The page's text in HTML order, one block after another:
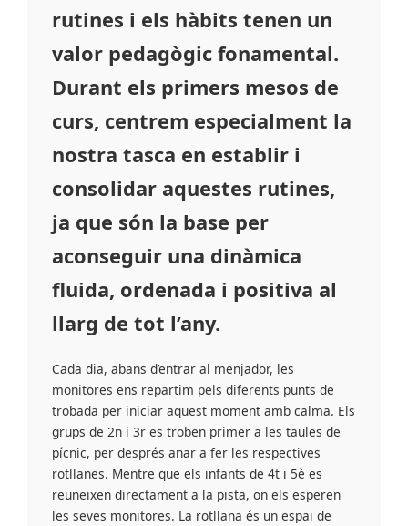
rutines i els hàbits tenen un
valor pedagògic fonamental.
Durant els primers mesos de
curs, centrem especialment la
nostra tasca en establir i
consolidar aquestes rutines,
ja que són la base per
aconseguir una dinàmica
fluida, ordenada i positiva al
llarg de tot l’any.
Cada dia, abans d’entrar al menjador, les
monitores ens repartim pels diferents punts de
trobada per iniciar aquest moment amb calma. Els
grups de 2n i 3r es troben primer a les taules de
pícnic, per després anar a fer les respectives
rotllanes. Mentre que els infants de 4t i 5è es
reuneixen directament a la pista, on els esperen
les seves monitores. La rotllana és un espai de